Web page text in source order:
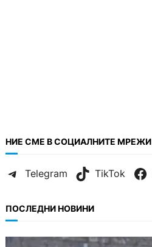
НИЕ СМЕ В СОЦИАЛНИТЕ МРЕЖИ
Telegram TikTok
ПОСЛЕДНИ НОВИНИ
БЪЛГАРИЯ